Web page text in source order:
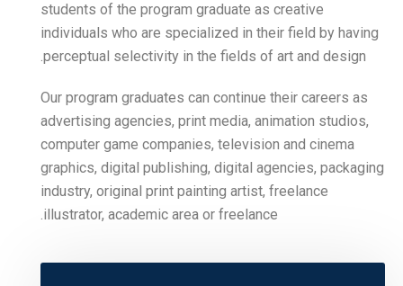
students of the program
individuals who are
perceptual selectivity in
Our program graduates
advertising agencies,
computer game
graphics, digital
industry, original print
illustrator, academic area